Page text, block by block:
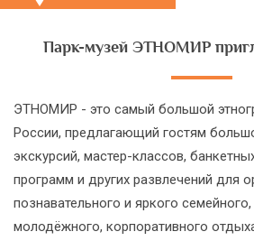
Парк-музей ЭТНОМИР
ЭТНОМИР - это самый большой
России, предлагающий гостям
экскурсий, мастер-классов,
программ и других развлечений для
познавательного и яркого семейного,
молодёжного, корпоративного